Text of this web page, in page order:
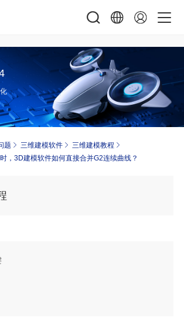
题 三维建模软件
三维建模教程
，3D建模软件如何直接合并G2连续曲线？